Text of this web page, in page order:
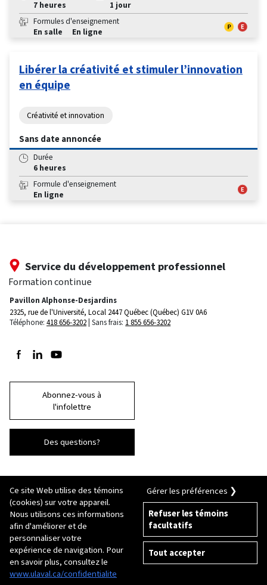
7 heures
1 jour
Formules d'enseignement
En salle
En ligne
Libérer la créativité et stimuler l’innovation
en équipe
Créativité et innovation
Sans date annoncée
Durée
6 heures
Formule d'enseignement
En ligne
Service du développement professionnel
Formation continue
Pavillon Alphonse-Desjardins
2325, rue de l'Université, Local 2447Québec (Québec) G1V 0A6
Téléphone: 418 656-3202 Sans frais: 1 855 656-3202
Suivez-nous sur Facebook
Suivez-nous sur LinkedIn
Suivez-nous sur Youtube
Abonnez-vous à
l'infolettre
Des questions?
© 2026 Université Laval
Tous droits réservés
Conditions générales d'utilisation
Fraude en ligne
Politique de confidentialité
Paramétrer les témoins
Ce site Web utilise des témoins
(cookies) sur votre appareil.
Nous utilisons ces informations
afin d'améliorer et de
personnaliser votre
expérience de navigation. Pour
en savoir plus, consultez le
www.ulaval.ca/confidentialite
Gérer les préférences ❯
Refuser les témoins
facultatifs
Tout accepter